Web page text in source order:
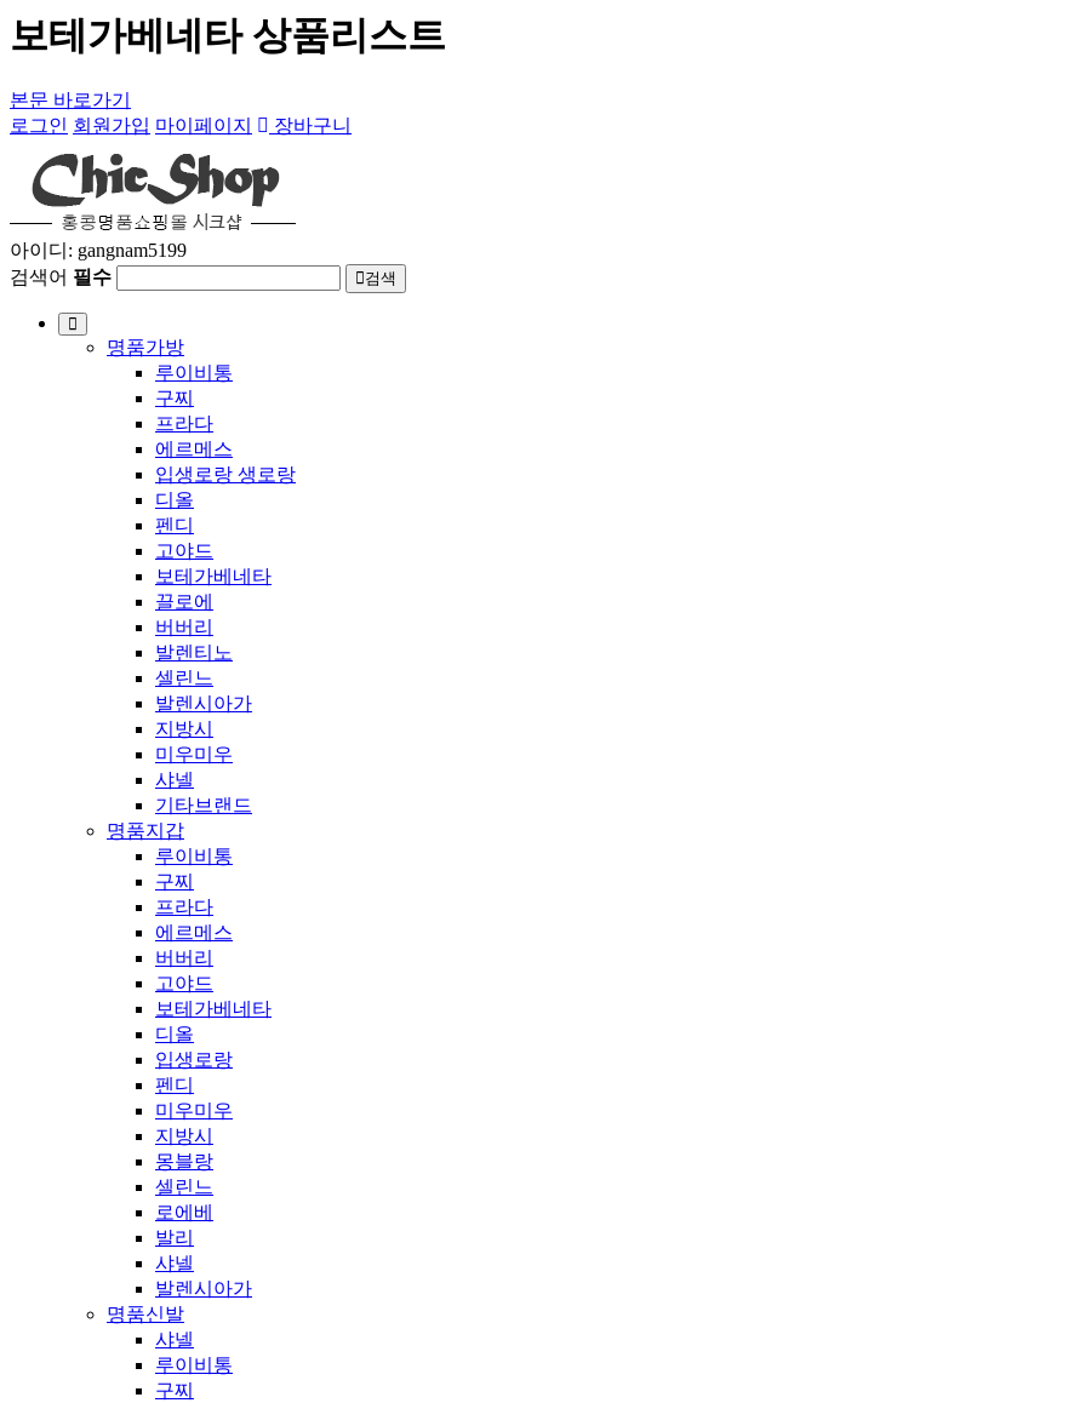
보테가베네타 상품리스트
본문 바로가기
로그인 회원가입 마이페이지 장바구니
아이디: gangnam5199
검색어 필수 검색
명품가방
루이비통
구찌
프라다
에르메스
입생로랑 생로랑
디올
펜디
고야드
보테가베네타
끌로에
버버리
발렌티노
셀린느
발렌시아가
지방시
미우미우
샤넬
기타브랜드
명품지갑
루이비통
구찌
프라다
에르메스
버버리
고야드
보테가베네타
디올
입생로랑
펜디
미우미우
지방시
몽블랑
셀린느
로에베
발리
샤넬
발렌시아가
명품신발
샤넬
루이비통
구찌